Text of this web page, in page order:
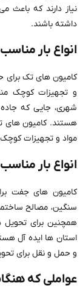
نیاز دارند که
داشته باشند.
انواع بار
کامیون های تک برای
و تجهیزات کوچک
شهری، جایی که
هستند. کامیون های
مواد و تجهیزات
انواع بار
کامیون های جفت
سنگین، مصالح
همچنین برای
استان ها ایده آل
و حمل و نقل برای
عواملی که